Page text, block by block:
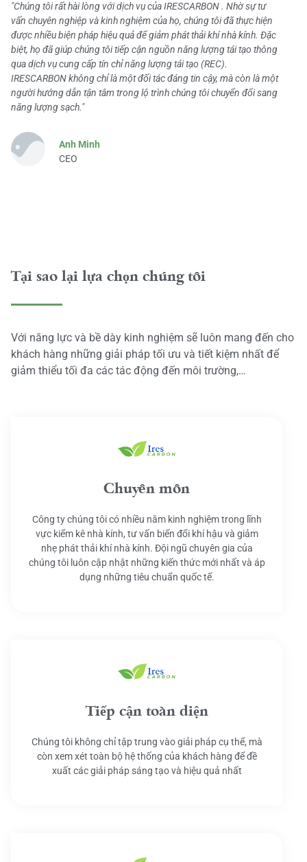
"Chúng tôi rất hài lòng với dịch vụ của IRESCARBON . Nhờ sự tư
vấn chuyên nghiệp và kinh nghiệm của họ, chúng tôi đã thực hiện
được nhiều biện pháp hiệu quả để giảm phát thải khí nhà kính. Đặc
biệt, họ đã giúp chúng tôi tiếp cận nguồn năng lượng tái tạo thông
qua dịch vụ cung cấp tín chỉ năng lượng tái tạo (REC).
IRESCARBON không chỉ là một đối tác đáng tin cậy, mà còn là một
người hướng dẫn tận tâm trong lộ trình chúng tôi chuyển đổi sang
năng lượng sạch."
Anh Minh
CEO
Tại sao lại lựa chọn chúng tôi
Với năng lực và bề dày kinh nghiệm sẽ luôn mang đến cho
khách hàng những giải pháp tối ưu và tiết kiệm nhất để
giảm thiểu tối đa các tác động đến môi trường,…
Chuyên môn
Công ty chúng tôi có nhiều năm kinh nghiệm trong lĩnh
vực kiểm kê nhà kính, tư vấn biến đổi khí hậu và giảm
nhẹ phát thải khí nhà kính. Đội ngũ chuyên gia của
chúng tôi luôn cập nhật những kiến thức mới nhất và áp
dụng những tiêu chuẩn quốc tế.
Tiếp cận toàn diện
Chúng tôi không chỉ tập trung vào giải pháp cụ thể, mà
còn xem xét toàn bộ hệ thống của khách hàng để đề
xuất các giải pháp sáng tạo và hiệu quả nhất